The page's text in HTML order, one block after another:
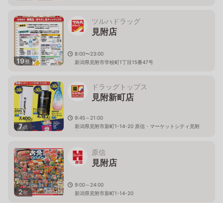
19枚
ツルハドラッグ
見附店
8:00〜23:00
新潟県見附市学校町1丁目15番47号
7枚
ドラッグトップス
見附新町店
9:45～21:00
新潟県見附市新町1-14-20 原信・マーケットシティ見附
内
2枚
原信
見附店
9:00～24:00
新潟県見附市新町1-14-20